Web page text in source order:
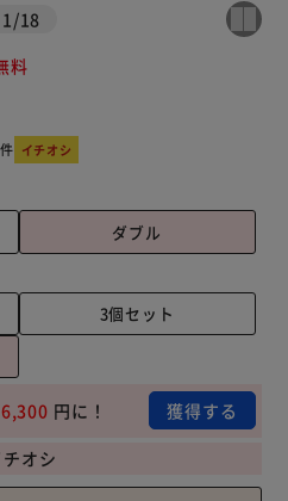
1 /18
料
イチオシ
ダブル
3個セット
6,300 円に！ 獲得する
オシ